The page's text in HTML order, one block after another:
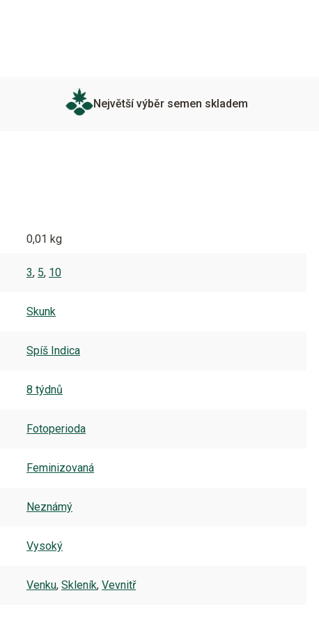
Největší výběr semen skladem
0,01 kg
3, 5, 10
Skunk
Spíš Indica
8 týdnů
Fotoperioda
Feminizovaná
Neznámý
Vysoký
Venku, Skleník, Vevnitř